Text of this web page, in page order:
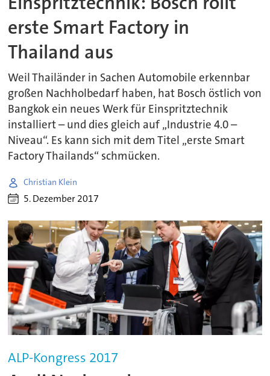
erste Smart Factory in
Thailand aus
Weil Thailänder in Sachen Automobile erkennbar
großen Nachholbedarf haben, hat Bosch östlich von
Bangkok ein neues Werk für Einspritztechnik
installiert – und dies gleich auf „Industrie 4.0 –
Niveau“. Es kann sich mit dem Titel „erste Smart
Factory Thailands“ schmücken.
Christian Klein
5. Dezember 2017
ALP-Kongress 2017